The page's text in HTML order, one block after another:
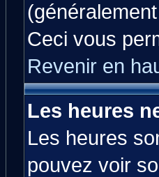
Ceci vous
Revenir en
Les heures
Les heures
pouvez voir